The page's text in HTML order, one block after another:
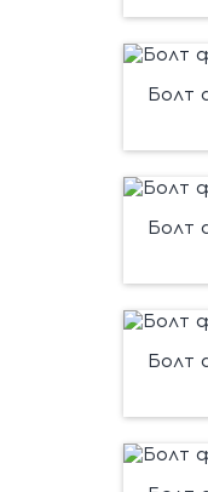
Болт
Болт
Болт